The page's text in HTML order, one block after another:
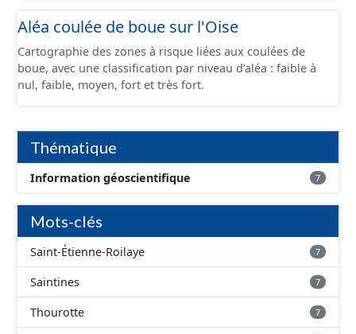
faible - inondations de cave, avec une fiabilité forte -
inondations de cave, avec une fiabilité moyenne -
inondations de cave, avec une fiabilité faible -
inondations de cave, avec une fiabilité inconnue -
absence d'inondation, avec une fiabilité forte - absence
d'inondation, avec une fiabilité faible - absence
d'inondation, avec une fiabilité inconnue
Aléa coulée de boue sur l'Oise
Cartographie des zones à risque liées aux coulées de
boue, avec une classification par niveau d’aléa : faible à
nul, faible, moyen, fort et très fort.
Thématique
Information géoscientifique 7
Mots-clés
Saint-Étienne-Roilaye 7
Saintines 7
Thourotte 7